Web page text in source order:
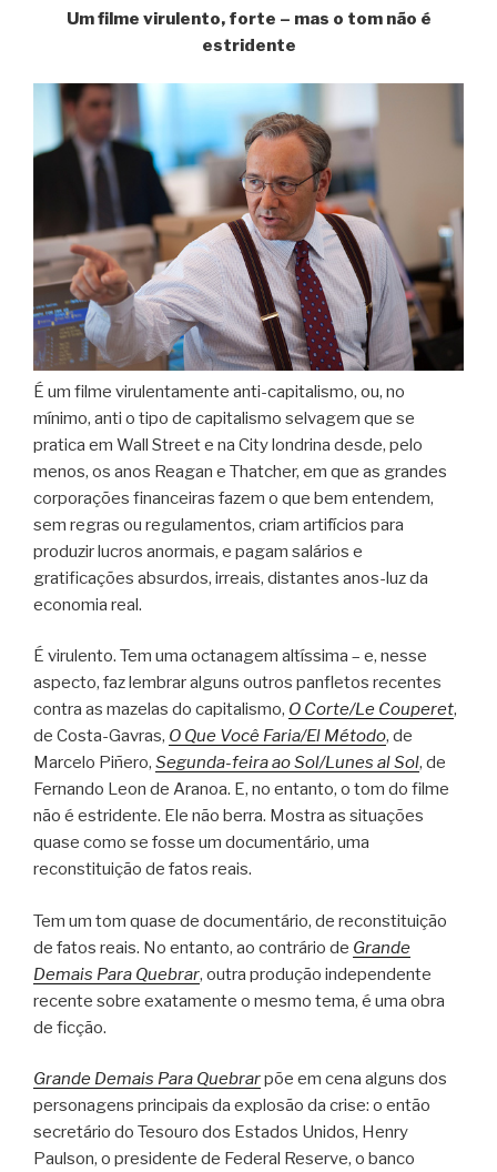
Um filme virulento, forte – mas o tom não é
estridente
É um filme virulentamente anti-capitalismo, ou, no
mínimo, anti o tipo de capitalismo selvagem que se
pratica em Wall Street e na City londrina desde, pelo
menos, os anos Reagan e Thatcher, em que as grandes
corporações financeiras fazem o que bem entendem,
sem regras ou regulamentos, criam artifícios para
produzir lucros anormais, e pagam salários e
gratificações absurdos, irreais, distantes anos-luz da
economia real.
É virulento. Tem uma octanagem altíssima – e, nesse
aspecto, faz lembrar alguns outros panfletos recentes
contra as mazelas do capitalismo, O Corte/Le Couperet,
de Costa-Gavras, O Que Você Faria/El Método, de
Marcelo Piñero, Segunda-feira ao Sol/Lunes al Sol, de
Fernando Leon de Aranoa. E, no entanto, o tom do filme
não é estridente. Ele não berra. Mostra as situações
quase como se fosse um documentário, uma
reconstituição de fatos reais.
Tem um tom quase de documentário, de reconstituição
de fatos reais. No entanto, ao contrário de Grande
Demais Para Quebrar, outra produção independente
recente sobre exatamente o mesmo tema, é uma obra
de ficção.
Grande Demais Para Quebrarpõe em cena alguns dos
personagens principais da explosão da crise: o então
secretário do Tesouro dos Estados Unidos, Henry
Paulson, o presidente de Federal Reserve, o banco